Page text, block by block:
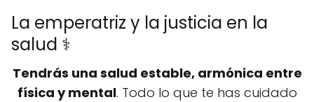
La emperatriz y la justicia en la
salud ⚕️
Tendrás una salud estable, armónica entre
física y mental. Todo lo que te has cuidado